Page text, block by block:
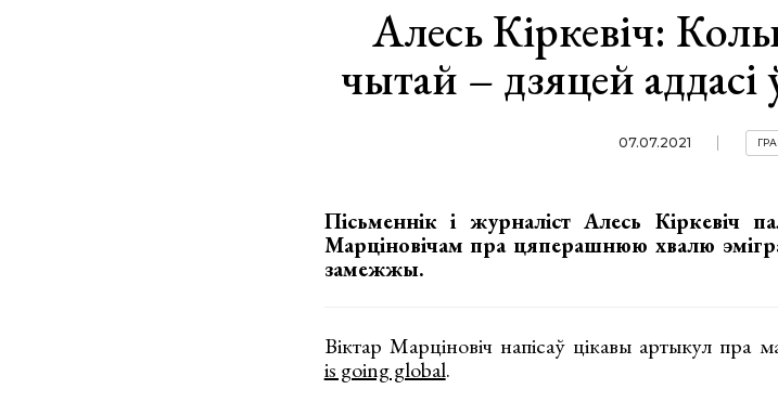
Алесь Кіркевіч:
чытай – дзяцей
07.07.2021
Пісьменнік і журналіст Алесь Кіркевіч
Марціновічам пра цяперашнюю хвалю
замежжы.
Віктар Марціновіч напісаў цікавы артыкул пра
is going global.